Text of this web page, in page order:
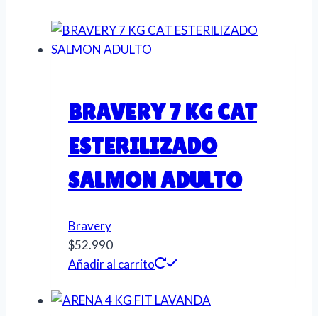
BRAVERY 7 KG CAT
ESTERILIZADO
SALMON ADULTO
Bravery
$52.990
Añadir al carrito